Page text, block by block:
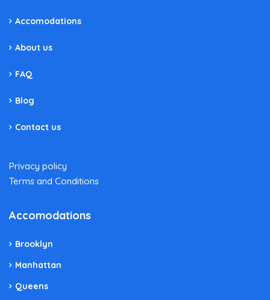
Accomodations
About us
FAQ
Blog
Contact us
Privacy policy
Terms and Conditions
Accomodations
Brooklyn
Manhattan
Queens